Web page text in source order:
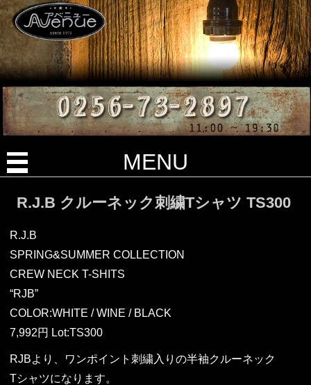
MENU
R.J.B クルーネック刺繍Tシャツ TS300
R.J.B
SPRING&SUMMER COLLECTION
CREW NECK T-SHITS
“RJB”
COLOR:WHITE / WINE / BLACK
7,992円 Lot:TS300
RJBより、ワンポイント刺繍入りの半袖クルーネック
Tシャツになります。